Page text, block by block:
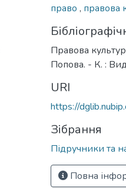
право , правова
Правова
Попова. - К. :
URI
https://
Зібрання
Підручники та
Повна